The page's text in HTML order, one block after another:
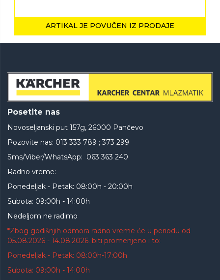
ARTIKAL JE POVUČEN IZ PRODAJE
Posetite nas
Novoseljanski put 157g, 26000 Pančevo
Pozovite nas: 013 333 789 ; 373 299
Sms/Viber/WhatsApp: 063 363 240
Radno vreme:
Ponedeljak - Petak: 08:00h - 20:00h
Subota: 09:00h - 14:00h
Nedeljom ne radimo
*Zbog godišnjih odmora radno vreme će u periodu od
05.08.2026 - 14.08.2026. biti promenjeno i to:
Ponedeljak - Petak: 08:00h-17:00h
Subota: 09:00h - 14:00h